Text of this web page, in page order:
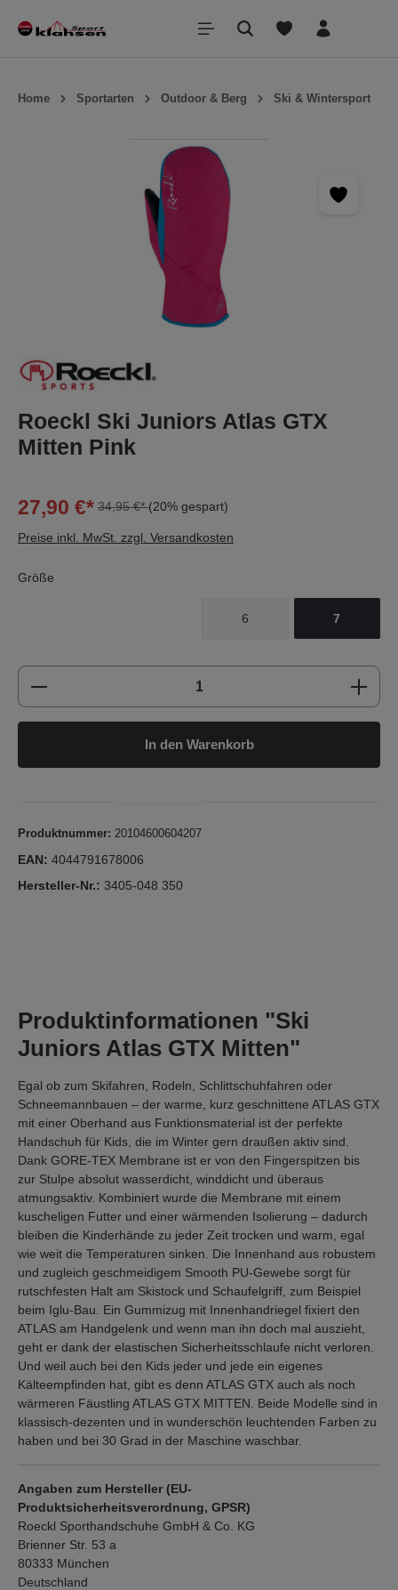
springen
Home Sportarten Outdoor & Berg Ski & Wintersport
Roeckl Ski Juniors Atlas GTX
Mitten Pink
27,90 €* 34,95 €*(20% gespart)
Preise inkl. MwSt. zzgl. Versandkosten
Größe
6 7
Produkt Anzahl: Gib den gewünschten
In den Warenkorb
Produktnummer: 20104600604207
EAN: 4044791678006
Hersteller-Nr.: 3405-048 350
Produktinformationen "Ski
Juniors Atlas GTX Mitten"
Egal ob zum Skifahren, Rodeln, Schlittschuhfahren oder
Schneemannbauen – der warme, kurz geschnittene ATLAS GTX
mit einer Oberhand aus Funktionsmaterial ist der perfekte
Handschuh für Kids, die im Winter gern draußen aktiv sind.
Dank GORE-TEX Membrane ist er von den Fingerspitzen bis
zur Stulpe absolut wasserdicht, winddicht und überaus
atmungsaktiv. Kombiniert wurde die Membrane mit einem
kuscheligen Futter und einer wärmenden Isolierung – dadurch
bleiben die Kinderhände zu jeder Zeit trocken und warm, egal
wie weit die Temperaturen sinken. Die Innenhand aus robustem
und zugleich geschmeidigem Smooth PU-Gewebe sorgt für
rutschfesten Halt am Skistock und Schaufelgriff, zum Beispiel
beim Iglu-Bau. Ein Gummizug mit Innenhandriegel fixiert den
ATLAS am Handgelenk und wenn man ihn doch mal auszieht,
geht er dank der elastischen Sicherheitsschlaufe nicht verloren.
Und weil auch bei den Kids jeder und jede ein eigenes
Kälteempfinden hat, gibt es denn ATLAS GTX auch als noch
wärmeren Fäustling ATLAS GTX MITTEN. Beide Modelle sind in
klassisch-dezenten und in wunderschön leuchtenden Farben zu
haben und bei 30 Grad in der Maschine waschbar.
Angaben zum Hersteller (EU-
Produktsicherheitsverordnung, GPSR)
Roeckl Sporthandschuhe GmbH & Co. KG
Brienner Str. 53 a
80333 München
Deutschland